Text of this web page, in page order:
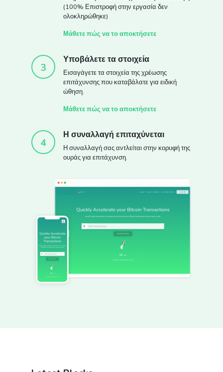
(100% Επιστροφή στην εργασία δεν
ολοκληρώθηκε)
Μάθετε πώς να το αποκτήσετε
3
Υποβάλετε τα στοιχεία
Εισαγάγετε τα στοιχεία της χρέωσης
επιτάχυνσης που καταβάλατε για ειδική
ώθηση.
Μάθετε πώς να το αποκτήσετε
4
Η συναλλαγή επιταχύνεται
Η συναλλαγή σας αντλείται στην κορυφή της
ουράς για επιτάχυνση.